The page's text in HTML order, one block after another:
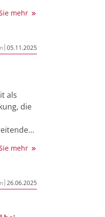
durch
mehr
|05.11.2025
als
die
das
mehr
|26.06.2025